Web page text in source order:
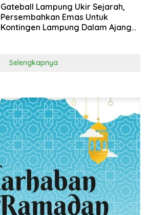
10 Oktober 2025
Gateball Lampung Ukir Sejarah,
Persembahkan Emas Untuk
Kontingen Lampung Dalam Ajang
Selengkapnya